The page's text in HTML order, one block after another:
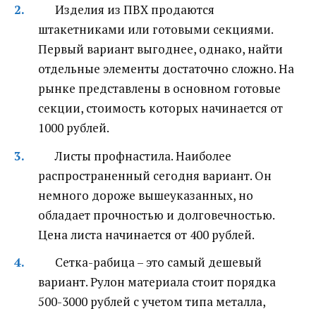
Изделия из ПВХ продаются
штакетниками или готовыми секциями.
Первый вариант выгоднее, однако, найти
отдельные элементы достаточно сложно. На
рынке представлены в основном готовые
секции, стоимость которых начинается от
1000 рублей.
Листы профнастила. Наиболее
распространенный сегодня вариант. Он
немного дороже вышеуказанных, но
обладает прочностью и долговечностью.
Цена листа начинается от 400 рублей.
Сетка-рабица – это самый дешевый
вариант. Рулон материала стоит порядка
500-3000 рублей с учетом типа металла,